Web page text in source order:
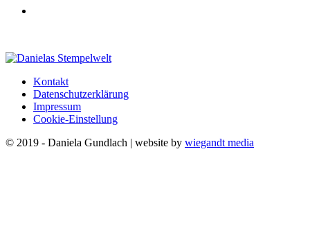
Kontakt
Datenschutzerklärung
Impressum
Cookie-Einstellung
© 2019 - Daniela Gundlach | website by wiegandt media